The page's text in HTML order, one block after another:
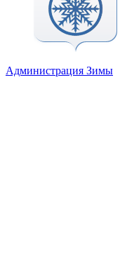
Администрация Зимы